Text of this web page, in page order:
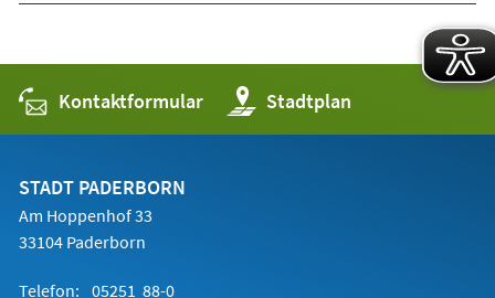
Kontaktformular Stadtplan
(Öffnet
in
einem
STADT PADERBORN
Am Hoppenhof 33
33104 Paderborn
Telefon: 05251 88-0